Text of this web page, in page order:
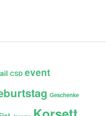
CSD event
Geschenke